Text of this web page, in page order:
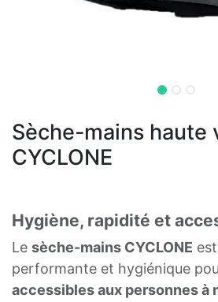
Sèche-mains haute
CYCLONE
Hygiène, rapidité et
Le sèche-mains CYCLONE
performante et hygiénique
accessibles aux personnes à